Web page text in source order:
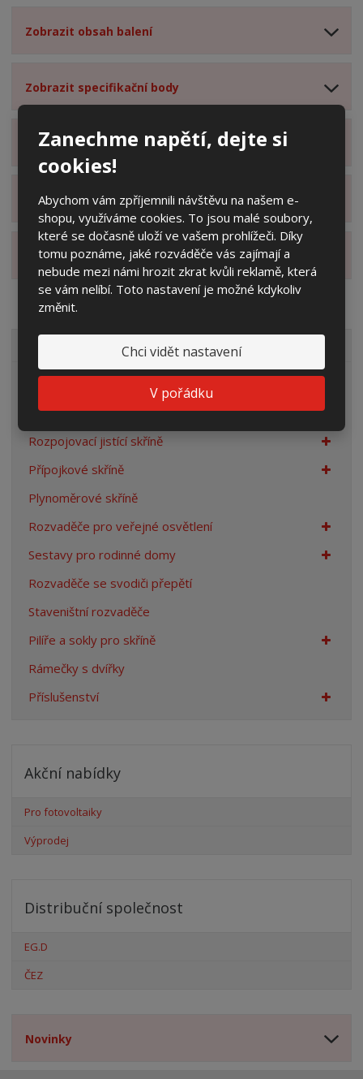
Zanechme napětí, dejte si
cookies!
Abychom vám zpříjemnili návštěvu na našem e-
shopu, využíváme cookies. To jsou malé soubory,
které se dočasně uloží ve vašem prohlížeči. Díky
tomu poznáme, jaké rozváděče vás zajímají a
nebude mezi námi hrozit zkrat kvůli reklamě, která
se vám nelíbí. Toto nastavení je možné kdykoliv
změnit.
Chci vidět nastavení
V pořádku
Zobrazit obsah balení
Zobrazit specifikační body
Zobrazit technické parametry
Zobrazit hodnocení produktu
Zobrazit alternativní produkty
VŠECHNY KATEGORIE
Elektroměrové rozvaděče
Prázdné skříně
Rozpojovací jistící skříně
Přípojkové skříně
Plynoměrové skříně
Rozvaděče pro veřejné osvětlení
Sestavy pro rodinné domy
Rozvaděče se svodiči přepětí
Staveništní rozvaděče
Pilíře a sokly pro skříně
Rámečky s dvířky
Příslušenství
Akční nabídky
Pro fotovoltaiky
Výprodej
Distribuční společnost
EG.D
ČEZ
Novinky